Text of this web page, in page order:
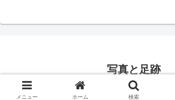
写真と足跡
© 2016 写真と足跡.
メニュー ホーム 検索